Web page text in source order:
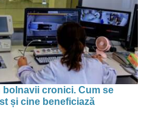
bolnavii cronici. Cum se
și cine beneficiază